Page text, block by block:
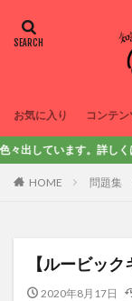
お気に入り コンテン
ここを押してみてね！
HOME 問題集
【ルービッ
2020年8月17日